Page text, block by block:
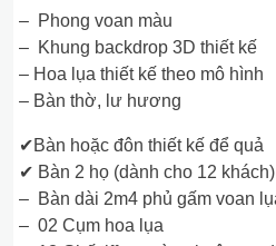
– Phong voan màu
– Khung backdrop 3D thiết kế
– Hoa lụa thiết kế theo mô hình
– Bàn thờ, lư hương
✔Bàn hoặc đôn thiết kế để quả
✔ Bàn 2 họ (dành cho 12 khách)
– Bàn dài 2m4 phủ gấm voan
– 02 Cụm hoa lụa